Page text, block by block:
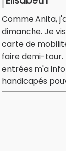
Comme Anita,
dimanche. Je
carte de
faire demi-tour.
entrées m'a
handicapés